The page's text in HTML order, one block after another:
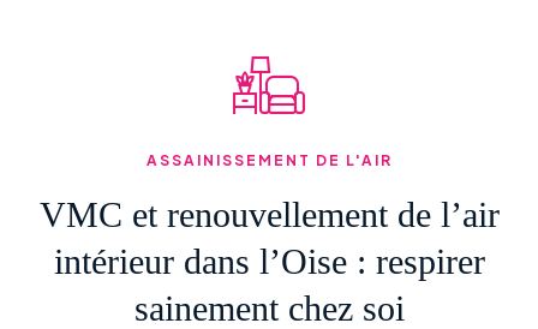
VMC et renouvellement de l’air
intérieur dans l’Oise : respirer
sainement chez soi​
ASSAINISSEMENT DE L'AIR